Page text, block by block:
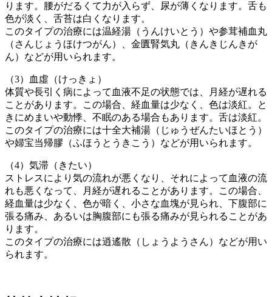
ります。腰がだるくて力が入らず、尿が薄くなります。舌も
色が淡く、舌苔は白くなります。
このタイプの治療には温経湯（うんけいとう）や参茸補血丸
（さんじょうほけつがん）、金匱腎気丸（きんきじんきが
ん）などが用いられます。
（3）血虛（けっきょ）
体質や長引く病によって血液不足の状態では、月経が遅れる
ことがあります。この場合、経血量は少なく、色は淡紅。と
きにめまいや動悸、不眠のある場合もあります。舌は淡紅。
このタイプの治療には十全大補湯（じゅうぜんたいほとう）
や婦宝当帰膠（ふほうとうきこう）などが用いられます。
（4）気滞（きたい）
ストレスにより気の流れが悪くなり、それによって血液の流
れも悪くなって、月経が遅れることがあります。この場合、
経血量は少なく、色が暗く、小さな血塊が見られ、下腹部に
張る痛み、あるいは胸腹部にも張る痛みが見られることがあ
ります。
このタイプの治療には逍遙散（しょうようさん）などが用い
られます。